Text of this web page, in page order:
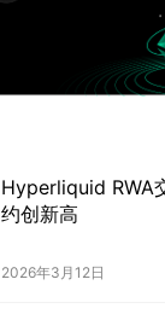
Hyperliquid RWA
约创新高
2026年3月12日